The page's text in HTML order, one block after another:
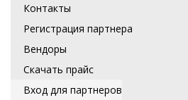
Контакты
Регистрация партнера
Вендоры
Скачать прайс
Вход для партнеров